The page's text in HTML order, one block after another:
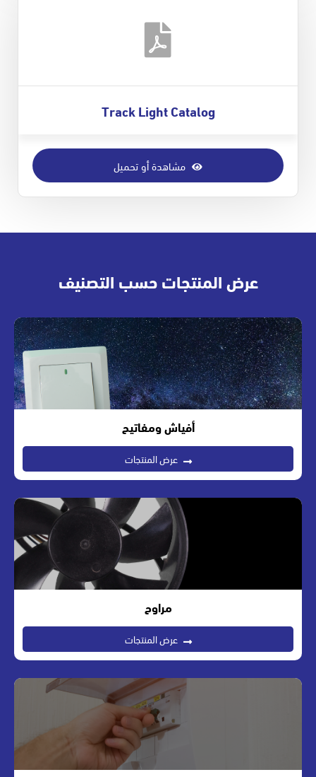
Track Light Catalog
مشاهدة أو تحميل
عرض المنتجات حسب التصنيف
أفياش ومفاتيح
عرض المنتجات
مراوح
عرض المنتجات